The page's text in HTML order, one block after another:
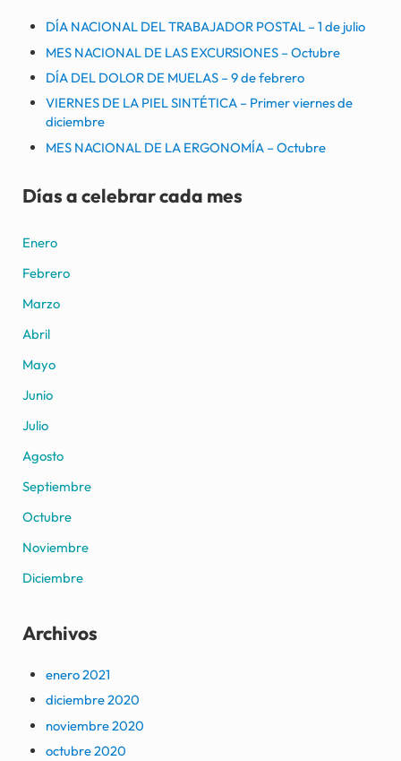
DÍA NACIONAL DEL TRABAJADOR POSTAL – 1 de julio
MES NACIONAL DE LAS EXCURSIONES – Octubre
DÍA DEL DOLOR DE MUELAS – 9 de febrero
VIERNES DE LA PIEL SINTÉTICA – Primer viernes de
diciembre
MES NACIONAL DE LA ERGONOMÍA – Octubre
Días a celebrar cada mes
Enero
Febrero
Marzo
Abril
Mayo
Junio
Julio
Agosto
Septiembre
Octubre
Noviembre
Diciembre
Archivos
enero 2021
diciembre 2020
noviembre 2020
octubre 2020